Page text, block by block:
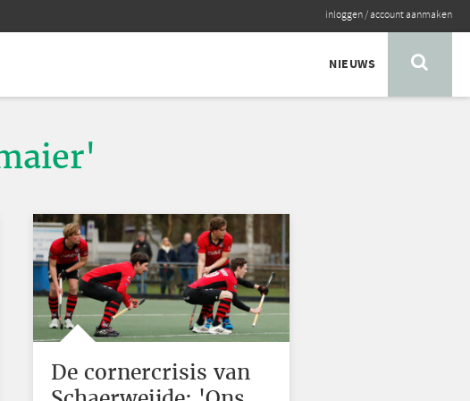
inloggen/account aanmaken
NIEUWS
De cornercrisis van